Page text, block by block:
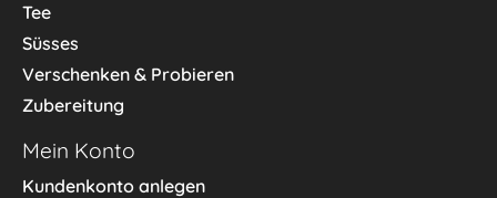
Tee
Süsses
Verschenken & Probieren
Zubereitung
Mein Konto
Kundenkonto anlegen